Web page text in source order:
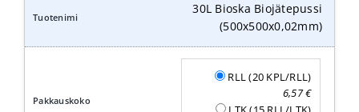
30L Bioska Biojätepussi
(500x500x0,02mm)
RLL (20 KPL/RLL)
6,57€